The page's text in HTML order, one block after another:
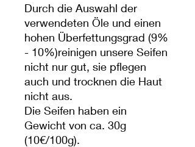
Durch die Auswahl der
verwendeten Öle und einen
hohen Überfettungsgrad (9%
- 10%)reinigen unsere Seifen
nicht nur gut, sie pflegen
auch und trocknen die Haut
nicht aus.
Die Seifen haben ein
Gewicht von ca. 30g
(10€/100g).